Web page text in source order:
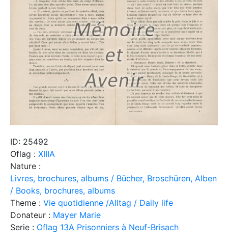
ID: 25492
Oflag : XIIIA
Nature :
Livres, brochures, albums / Bücher, Broschüren, Alben
/ Books, brochures, albums
Theme : Vie quotidienne /Alltag / Daily life
Donateur : Mayer Marie
Serie : Oflag 13A Prisonniers à Neuf-Brisach